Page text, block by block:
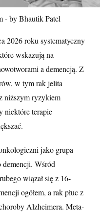
- by Bhautik Patel
2026 roku systematyczny
wskazują na
a demencją. Z
w tym rak jelita
niższym ryzykiem
niektóre terapie
jako grupa
Wśród
wiązał się z 16-
ogółem, a rak płuc z
Alzheimera. Meta-